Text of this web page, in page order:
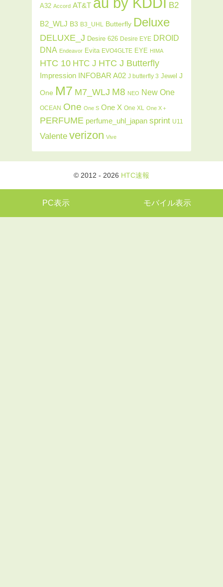
A32 Accord AT&T B2
B2_WLJ B3 B3_UHL Butterfly Deluxe
DELUXE_J Desire 626 Desire EYE DROID
DNA Endeavor Evita EVO4GLTE EYE HIMA
HTC 10 HTC J HTC J Butterfly
Impression INFOBAR A02 J butterfly 3 Jewel J
One M7 M7_WLJ M8 NEO New One
OCEAN One One S One X One XL One X＋
PERFUME perfume_uhl_japan sprint U11
Valente verizon Vive
© 2012 - 2026 HTC速報
PC表示 モバイル表示